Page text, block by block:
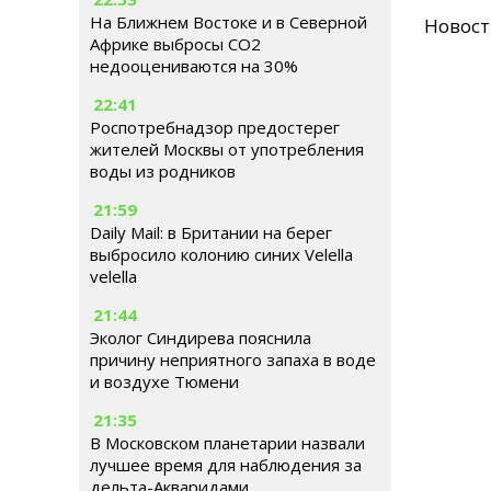
На Ближнем Востоке и в Северной
Африке выбросы CO2
недооцениваются на 30%
22:41
Роспотребнадзор предостерег
жителей Москвы от употребления
воды из родников
21:59
Daily Mail: в Британии на берег
выбросило колонию синих Velella
velella
21:44
Эколог Синдирева пояснила
причину неприятного запаха в воде
и воздухе Тюмени
21:35
В Московском планетарии назвали
лучшее время для наблюдения за
дельта-Акваридами